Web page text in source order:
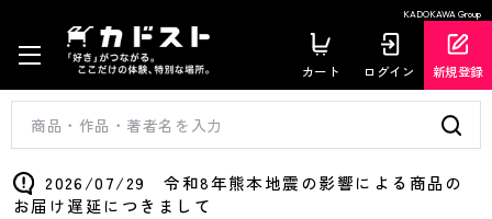
KADOKAWA Group
カート ログイン 新規登録
2026/07/29 令和8年熊本地震の影響による商品の
お届け遅延につきまして